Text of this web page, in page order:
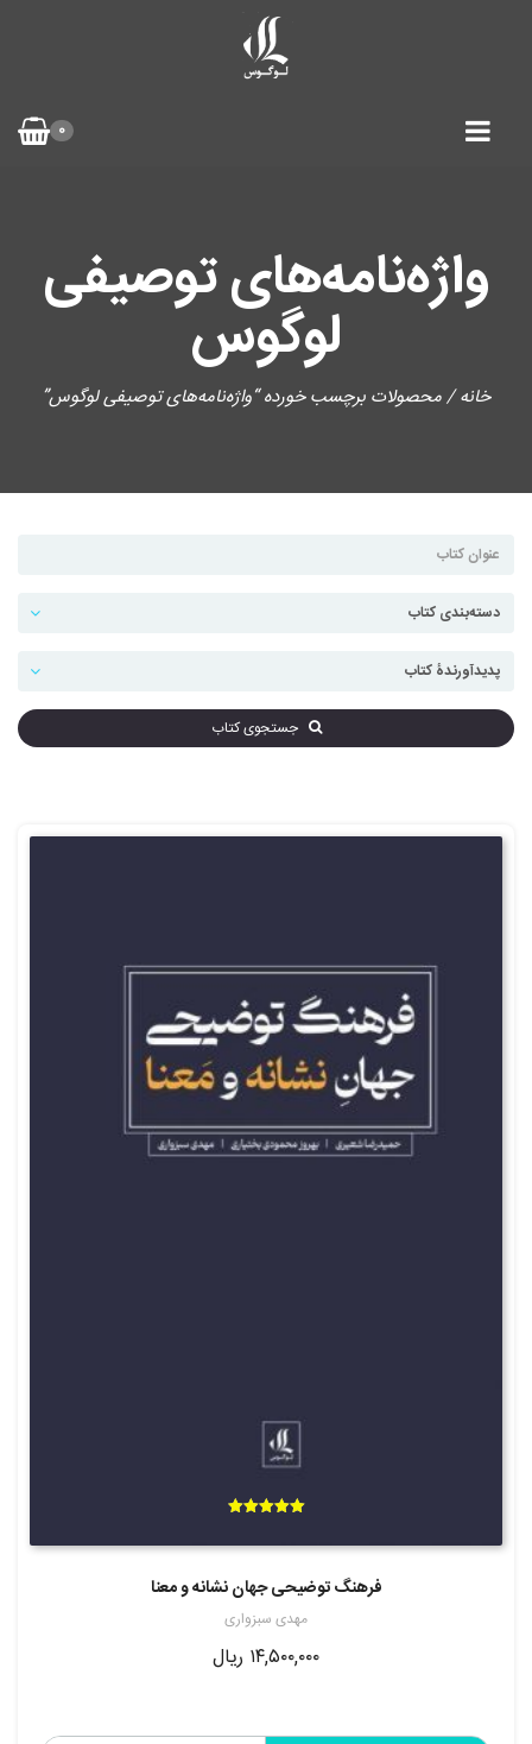
0
واژه‌نامه‌های توصیفی
لوگوس
خانه/ محصولات برچسب خورده “واژه‌نامه‌های توصیفی لوگوس”
جستجوی کتاب
فرهنگ توضیحی جهان نشانه و معنا
مهدی سبزواری
از 5
۱۴,۵۰۰,۰۰۰ ریال